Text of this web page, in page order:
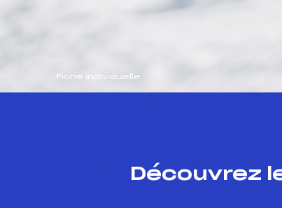
Fiche individuelle
Découvrez